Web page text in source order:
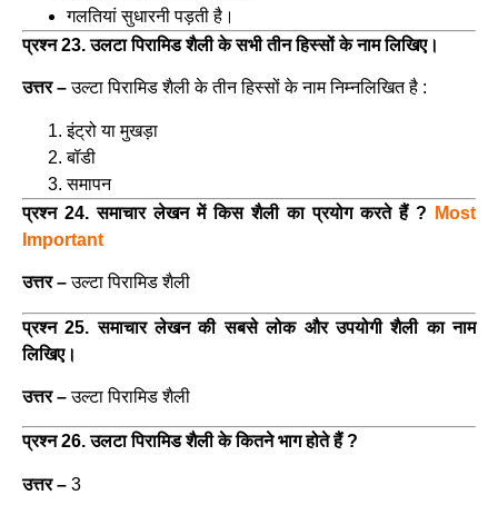
गलतियां सुधारनी पड़ती है।
प्रश्न 23. उलटा पिरामिड शैली के सभी तीन हिस्सों के नाम लिखिए।
उत्तर –उल्टा पिरामिड शैली के तीन हिस्सों के नाम निम्नलिखित है :
इंट्रो या मुखड़ा
बॉडी
समापन
प्रश्न 24. समाचार लेखन में किस शैली का प्रयोग करते हैं ?
Most
Important
उत्तर –उल्टा पिरामिड शैली
प्रश्न 25. समाचार लेखन की सबसे लोक और उपयोगी शैली का नाम
लिखिए।
उत्तर –उल्टा पिरामिड शैली
प्रश्न 26. उलटा पिरामिड शैली के कितने भाग होते हैं ?
उत्तर – 3